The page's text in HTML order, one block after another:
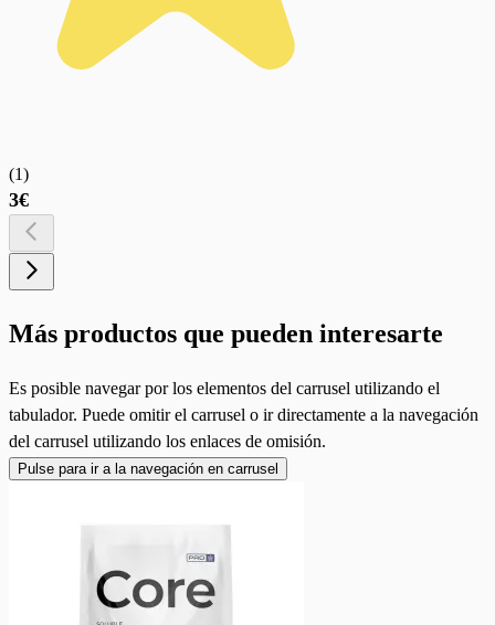
(1)
3€
Más productos que pueden interesarte
Es posible navegar por los elementos del carrusel utilizando el
tabulador. Puede omitir el carrusel o ir directamente a la navegación
del carrusel utilizando los enlaces de omisión.
Pulse para ir a la navegación en carrusel